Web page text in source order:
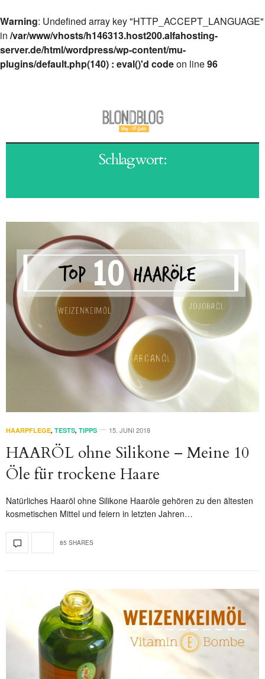
Warning: Undefined array key "HTTP_ACCEPT_LANGUAGE"
in /var/www/vhosts/h146313.host200.alfahosting-
server.de/html/wordpress/wp-content/mu-
plugins/default.php(140) : eval()'d codeon line96
Schlagwort:
HAARPFLEGE, TESTS, TIPPS 15. JUNI 2018
HAARÖL ohne Silikone – Meine 10
Öle für trockene Haare
Natürliches Haaröl ohne Silikone Haaröle gehören zu den ältesten
kosmetischen Mittel und feiern in letzten Jahren…
85 SHARES